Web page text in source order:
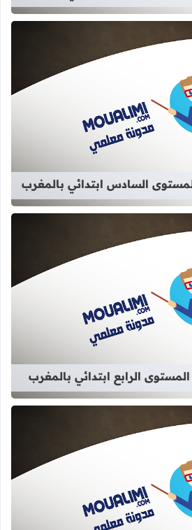
قراءة المزيد عن سور القرآن
السادس ابتدائي بالمغرب
قراءة المزيد عن سور القرآن الكريم
الرابع ابتدائي بالمغرب
قراءة المزيد عن سور القرآن الكريم